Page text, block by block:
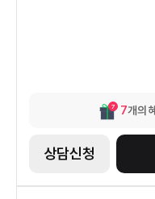
7 7개의
상담신청